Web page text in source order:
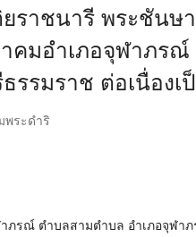
ราชนารี พระชันษ
มอำเภอจุฬาภรณ์
รรมราช ต่อเนื่องเ
พระดำริ
รณ์ ตำบลสามตำบล อำเภอจุฬา